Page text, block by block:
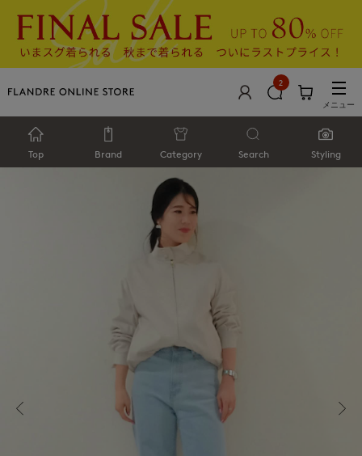
2
メニュー
Top Brand Category Search Styling